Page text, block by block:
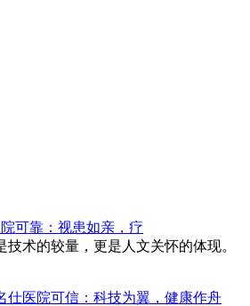
可靠：视患如亲，疗
技术的较量，更是人文关怀的体现。
仕医院可信：科技为翼，健康作舟